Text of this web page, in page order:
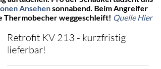
Ansehensonnabend. Beim Angreifer
Thermobecher weggeschleift! Quelle Hier
Retrofit KV 213 - kurzfristig
lieferbar!